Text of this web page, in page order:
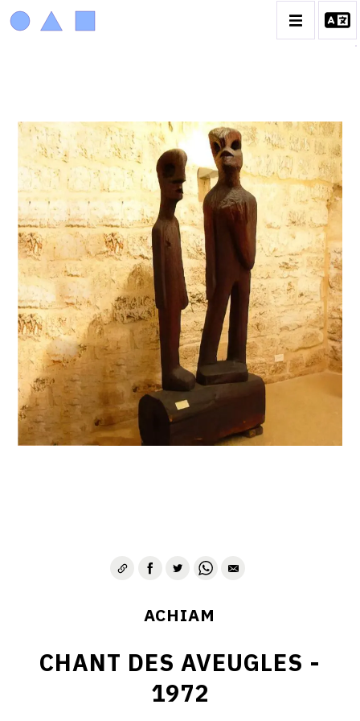
ACHIAM
BIOGRAPHIE
LA PROMENADE DES JARDINS À SÈVRES
CATALOGUE DES OEUVRES
ANIMAUX & PLANTES
BIBLIQUE
ENGAGEMENTS & SOCIÉTÉ
MUSIQUE & DANSE
VIE & SENTIMENTS
VISAGES
CONTACT
ACHIAM
CHANT DES AVEUGLES -
1972